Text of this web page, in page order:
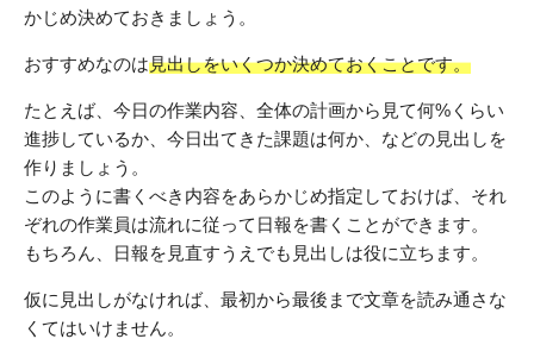
かじめ決めておきましょう。
おすすめなのは見出しをいくつか決めておくことです。
たとえば、今日の作業内容、全体の計画から見て何%くらい
進捗しているか、今日出てきた課題は何か、などの見出しを
作りましょう。
このように書くべき内容をあらかじめ指定しておけば、それ
ぞれの作業員は流れに従って日報を書くことができます。
もちろん、日報を見直すうえでも見出しは役に立ちます。
仮に見出しがなければ、最初から最後まで文章を読み通さな
くてはいけません。